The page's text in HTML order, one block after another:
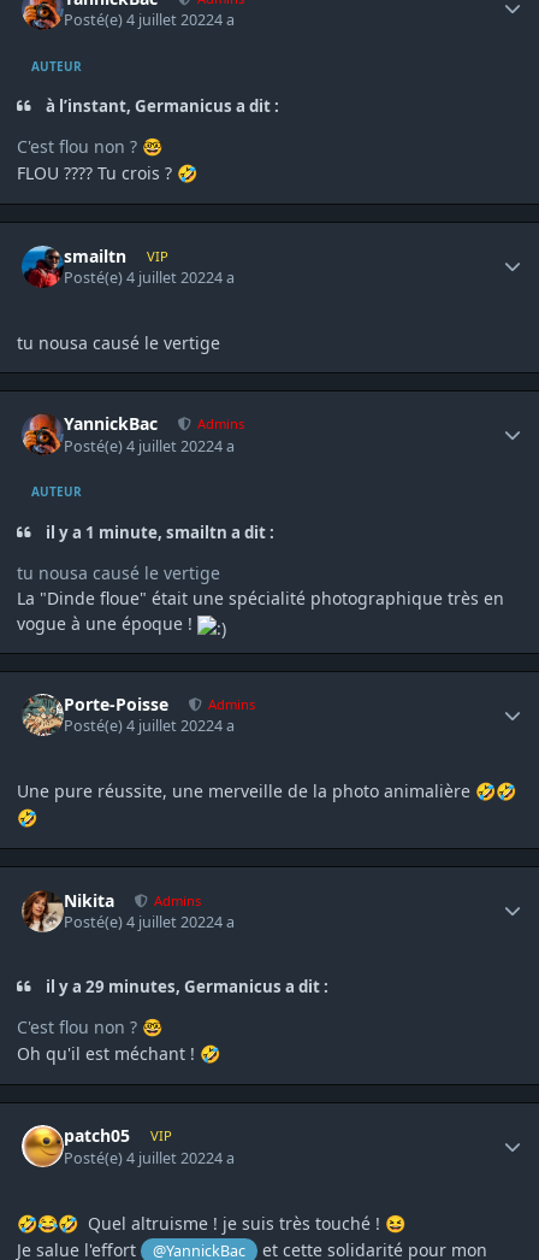
Posté(e)4 juillet 20224 a
AUTEUR
à l’instant, Germanicus a dit :
C'est flou non ? 🤓
FLOU ???? Tu crois ? 🤣
smailtn VIP
Posté(e)4 juillet 20224 a
tu nousa causé le vertige
YannickBac Admins
Posté(e)4 juillet 20224 a
AUTEUR
il y a 1 minute, smailtn a dit :
tu nousa causé le vertige
La "Dinde floue" était une spécialité photographique très en
vogue à une époque !
Porte-Poisse Admins
Posté(e)4 juillet 20224 a
Une pure réussite, une merveille de la photo animalière 🤣🤣
🤣
Nikita Admins
Posté(e)4 juillet 20224 a
il y a 29 minutes, Germanicus a dit :
C'est flou non ? 🤓
Oh qu'il est méchant ! 🤣
patch05 VIP
Posté(e)4 juillet 20224 a
🤣😂🤣 Quel altruisme ! je suis très touché ! 😆
Je salue l'effort @YannickBac et cette solidarité pour mon